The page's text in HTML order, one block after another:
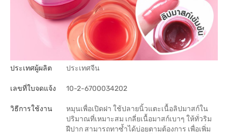
ประเทศผู้ผลิต ประเทศจีน
เลขที่ใบจดแจ้ง 10-2-6700034202
วิธีการใช้งาน
หมุนเพื่อเปิดฝา ใช้ปลายนิ้วแตะเนื้อลิปมาสก์ใน
ปริมาณที่เหมาะสม เกลี่ยเนื้อมาสก์เบาๆ ให้ทั่วริม
ฝีปาก สามารถทาซ้ำได้บ่อยตามต้องการ เพื่อเพิ่ม